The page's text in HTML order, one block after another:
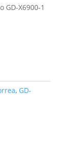
GD-X6900-1
, GD-